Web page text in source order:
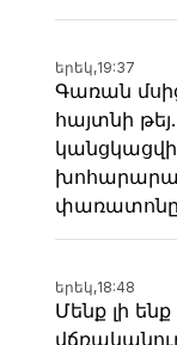
երեկ,19:37
Գառան
հայտնի
փառատոնը
երեկ,18:48
Մենք լի